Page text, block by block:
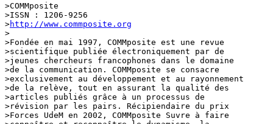
>COMMposite
>ISSN : 1206-9256
>http://www.commposite.org
>
>Fondée en mai 1997, COMMposite est une revue
>scientifique publiée électroniquement par de
>jeunes chercheurs francophones dans le domaine
>de la communication. COMMposite se consacre
>exclusivement au développement et au rayonnement
>de la relève, tout en assurant la qualité des
>articles publiés grâce à un processus de
>révision par les pairs. Récipiendaire du prix
>Forces UdeM en 2002, COMMposite Suvre à faire